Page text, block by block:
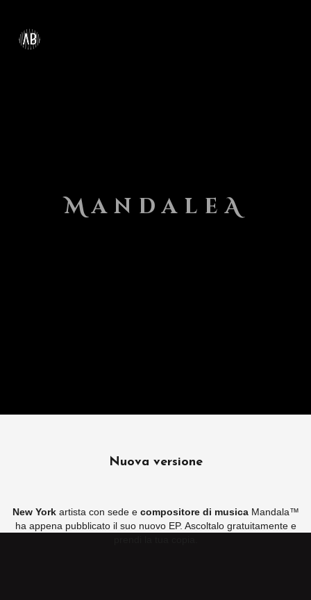
MandaleA
Nuova versione
New Yorkartista con sede e compositore di musicaMandala™
ha appena pubblicato il suo nuovo EP. Ascoltalo gratuitamente e